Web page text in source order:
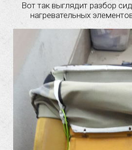
Вот так выглядит разбор
нагревательных